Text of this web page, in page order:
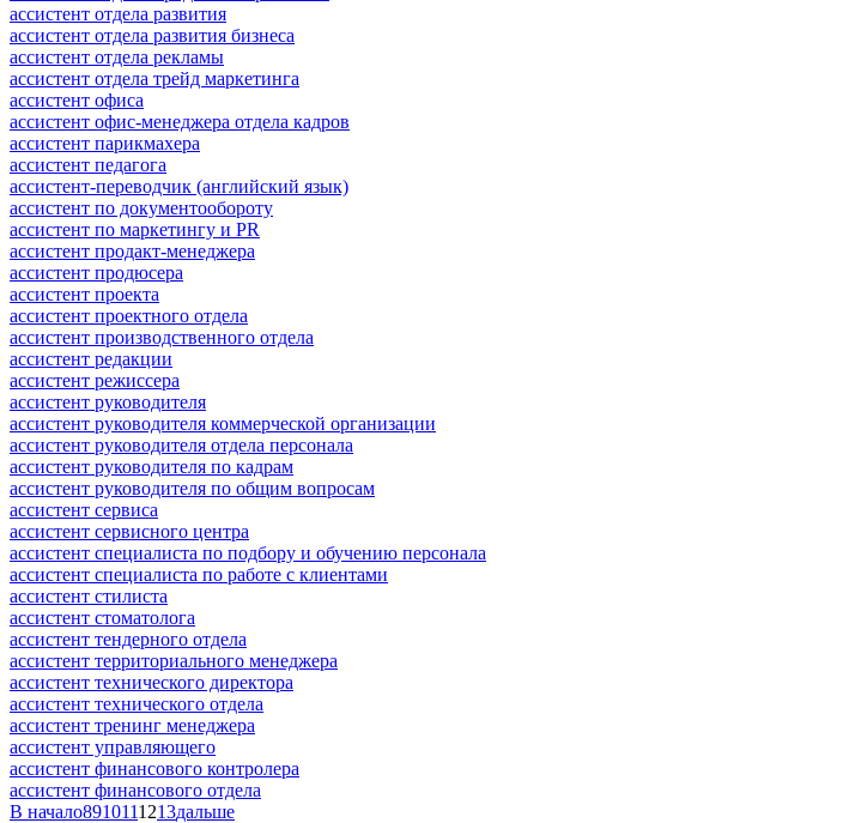
ассистент отдела развития
ассистент отдела развития бизнеса
ассистент отдела рекламы
ассистент отдела трейд маркетинга
ассистент офиса
ассистент офис-менеджера отдела кадров
ассистент парикмахера
ассистент педагога
ассистент-переводчик (английский язык)
ассистент по документообороту
ассистент по маркетингу и PR
ассистент продакт-менеджера
ассистент продюсера
ассистент проекта
ассистент проектного отдела
ассистент производственного отдела
ассистент редакции
ассистент режиссера
ассистент руководителя
ассистент руководителя коммерческой организации
ассистент руководителя отдела персонала
ассистент руководителя по кадрам
ассистент руководителя по общим вопросам
ассистент сервиса
ассистент сервисного центра
ассистент специалиста по подбору и обучению персонала
ассистент специалиста по работе с клиентами
ассистент стилиста
ассистент стоматолога
ассистент тендерного отдела
ассистент территориального менеджера
ассистент технического директора
ассистент технического отдела
ассистент тренинг менеджера
ассистент управляющего
ассистент финансового контролера
ассистент финансового отдела
В начало8910111213дальше